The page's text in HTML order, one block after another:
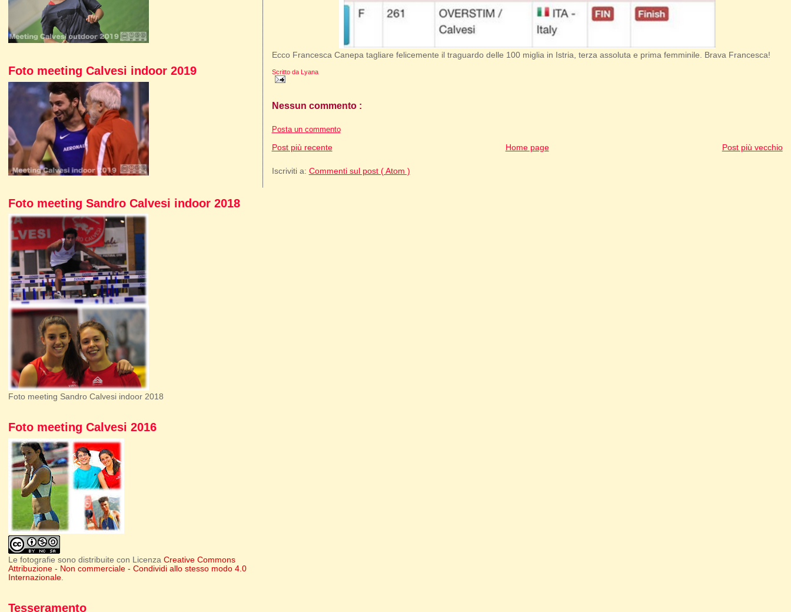
Ecco Francesca Canepa tagliare felicemente il traguardo delle 100 miglia in Istria, terza assoluta e prima femminile. Brava Francesca!
Scritto da Lyana
Nessun commento :
Posta un commento
Post più recente Post più vecchio
Home page
Iscriviti a: Commenti sul post ( Atom )
Foto meeting Calvesi indoor 2019
Foto meeting Sandro Calvesi indoor 2018
Foto meeting Sandro Calvesi indoor 2018
Foto meeting Calvesi 2016
Le fotografie sono distribuite con LicenzaCreative Commons
Attribuzione - Non commerciale - Condividi allo stesso modo 4.0
Internazionale.
Tesseramento